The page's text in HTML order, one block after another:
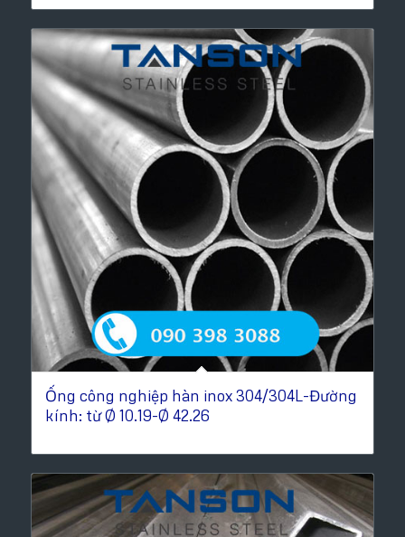
Ống công nghiệp hàn inox 304/304L-Đường
kính: từ Ø 10.19-Ø 42.26